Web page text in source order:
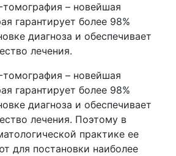
– новейшая
гарантирует более 98%
диагноза и обеспечивает
лечения.
– новейшая
гарантирует более 98%
диагноза и обеспечивает
лечения. Поэтому в
практике ее
для постановки наиболее